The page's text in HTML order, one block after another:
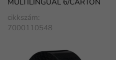
MULTILINGUAL 6/CARTON
cikkszám:
7000110548